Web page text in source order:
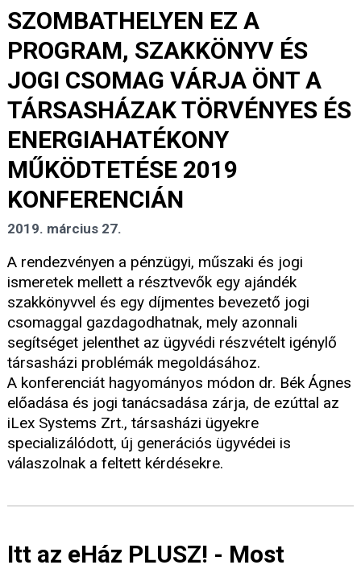
SZOMBATHELYEN EZ A
PROGRAM, SZAKKÖNYV ÉS
JOGI CSOMAG VÁRJA ÖNT A
TÁRSASHÁZAK TÖRVÉNYES ÉS
ENERGIAHATÉKONY
MŰKÖDTETÉSE 2019
KONFERENCIÁN
2019. március 27.
A rendezvényen a pénzügyi, műszaki és jogi
ismeretek mellett a résztvevők egy ajándék
szakkönyvvel és egy díjmentes bevezető jogi
csomaggal gazdagodhatnak, mely azonnali
segítséget jelenthet az ügyvédi részvételt igénylő
társasházi problémák megoldásához.
A konferenciát hagyományos módon dr. Bék Ágnes
előadása és jogi tanácsadása zárja, de ezúttal az
iLex Systems Zrt., társasházi ügyekre
specializálódott, új generációs ügyvédei is
válaszolnak a feltett kérdésekre.
Itt az eHáz PLUSZ! - Most